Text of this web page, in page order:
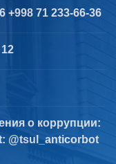
+998 71 233-66-36
о коррупции:
@tsul_anticorbot